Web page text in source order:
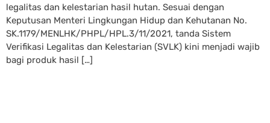
legalitas dan kelestarian hasil hutan. Sesuai dengan
Keputusan Menteri Lingkungan Hidup dan Kehutanan No.
SK.1179/MENLHK/PHPL/HPL.3/11/2021, tanda Sistem
Verifikasi Legalitas dan Kelestarian (SVLK) kini menjadi wajib
bagi produk hasil […]